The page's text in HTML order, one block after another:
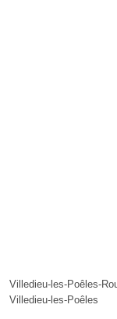
Villedieu-les-Poêles-
Villedieu-les-Poêles